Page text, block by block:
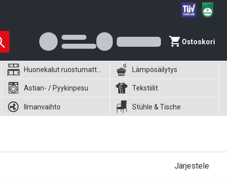
Ostoskori
Huonekalut ruostumattomasta teräksestä Lämpösäilytys
Astian- / Pyykinpesu Tekstiilit
Ilmanvaihto Stühle & Tische
Järjestele